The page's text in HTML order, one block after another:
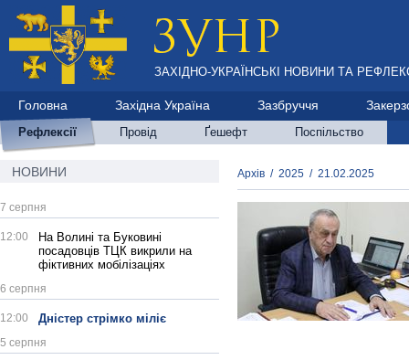
ЗАХІДНО-УКРАЇНСЬКІ НОВИНИ ТА
Головна Західна Україна Зазбруччя
Рефлексії Провід Ґешефт Поспільство
НОВИНИ
7 серпня
12:00
На Волині та Буковині
посадовців ТЦК викрили на
фіктивних мобілізаціях
6 серпня
12:00 Дністер стрімко міліє
5 серпня
Архів / 2025 / 21.02.2025